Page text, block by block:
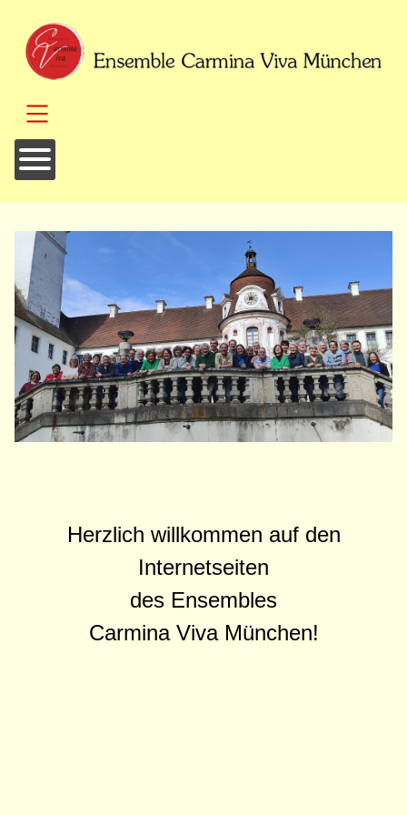
SKIP TO MAIN CONTENT
Herzlich willkommen auf den
Internetseiten
des Ensembles
Carmina Viva München!